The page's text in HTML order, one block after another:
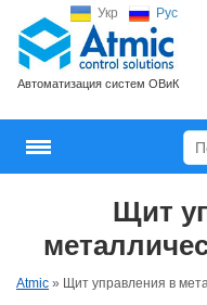
Укр Рус
Автоматизация систем ОВиК
Щит
Atmic » Щит управления в